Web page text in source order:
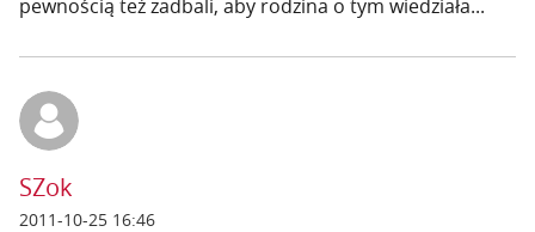
pewnością też zadbali, aby rodzina o tym wiedziała...
SZok
2011-10-25 16:46